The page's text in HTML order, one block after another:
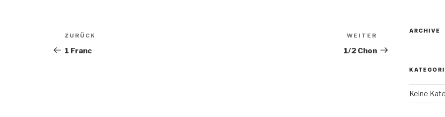
Beitrags-
Navigation
Vorheriger
Beitrag
ZURÜCK
1 Franc
Beitrag
WEITER
1/2 Chon
ARCHIVE
Keine